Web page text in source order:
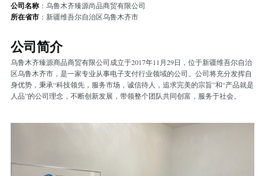
公司名称：乌鲁木齐臻源尚品商贸有限公司
所在省市：新疆维吾尔自治区乌鲁木齐市
公司简介
乌鲁木齐臻源商品商贸有限公司成立于2017年11月29日，位于新疆维吾尔自治
区乌鲁木齐市，是一家专业从事电子支付行业领域的公司。公司将充分发挥自
身优势，秉承“科技领先，服务市场，诚信待人，追求完美的宗旨”和“产品就是
人品”的公司理念，不断创新发展，带领整个团队共同创富，服务于社会。